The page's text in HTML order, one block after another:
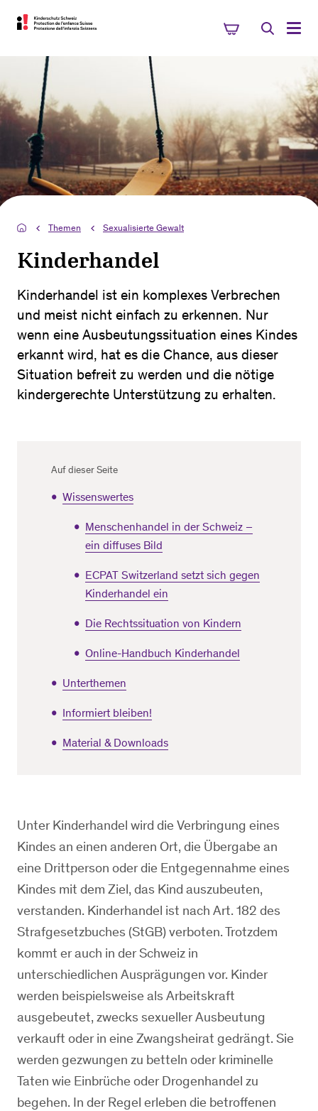
Themen Sexualisierte Gewalt
Kinderhandel
Kinderhandel ist ein komplexes Verbrechen
und meist nicht einfach zu erkennen. Nur
wenn eine Ausbeutungssituation eines Kindes
erkannt wird, hat es die Chance, aus dieser
Situation befreit zu werden und die nötige
kindergerechte Unterstützung zu erhalten.
Auf dieser Seite
Wissenswertes
Menschenhandel in der Schweiz –
ein diffuses Bild
ECPAT Switzerland setzt sich gegen
Kinderhandel ein
Die Rechtssituation von Kindern
Online-Handbuch Kinderhandel
Unterthemen
Informiert bleiben!
Material & Downloads
Unter Kinderhandel wird die Verbringung eines
Kindes an einen anderen Ort, die Übergabe an
eine Drittperson oder die Entgegennahme eines
Kindes mit dem Ziel, das Kind auszubeuten,
verstanden. Kinderhandel ist nach Art. 182 des
Strafgesetzbuches (StGB) verboten. Trotzdem
kommt er auch in der Schweiz in
unterschiedlichen Ausprägungen vor. Kinder
werden beispielsweise als Arbeitskraft
ausgebeutet, zwecks sexueller Ausbeutung
verkauft oder in eine Zwangsheirat gedrängt. Sie
werden gezwungen zu betteln oder kriminelle
Taten wie Einbrüche oder Drogenhandel zu
begehen. In der Regel erleben die betroffenen